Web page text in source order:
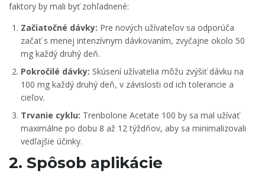
faktory by mali byť zohľadnené:
Začiatočné dávky: Pre nových užívateľov sa odporúča
začať s menej intenzívnym dávkovaním, zvyčajne okolo 50
mg každý druhý deň.
Pokročilé dávky: Skúsení užívatelia môžu zvýšiť dávku na
100 mg každý druhý deň, v závislosti od ich tolerancie a
cieľov.
Trvanie cyklu: Trenbolone Acetate 100 by sa mal užívať
maximálne po dobu 8 až 12 týždňov, aby sa minimalizovali
vedľajšie účinky.
2. Spôsob aplikácie